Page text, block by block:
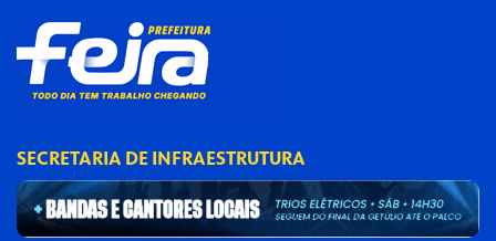
SECRETARIA DE INFRAESTRUTURA